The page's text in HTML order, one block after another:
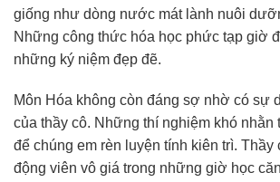
giống như dòng nước mát lành nuôi
Những công thức hóa học phức tạp giờ
những ký niệm đẹp đẽ.
Môn Hóa không còn đáng sợ nhờ có sự
của thầy cô. Những thí nghiệm khó nhằn
để chúng em rèn luyện tính kiên trì. Thầy
động viên vô giá trong những giờ học